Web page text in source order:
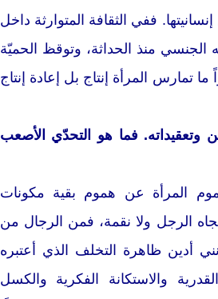
ففي الثقافة المتوارثة داخل
الجنسي منذ الحداثة، وتوقظ الحميّة
تمارس المرأة إنتاج بل إعادة إنتاج
وتعقيداته. فما هو التحدّي الأصعب
المرأة عن هموم بقية مكونات
الرجل ولا نقمة، فمن الرجال من
أدين ظاهرة التخلف الذي أعتبره
والاستكانة الفكرية والكسل